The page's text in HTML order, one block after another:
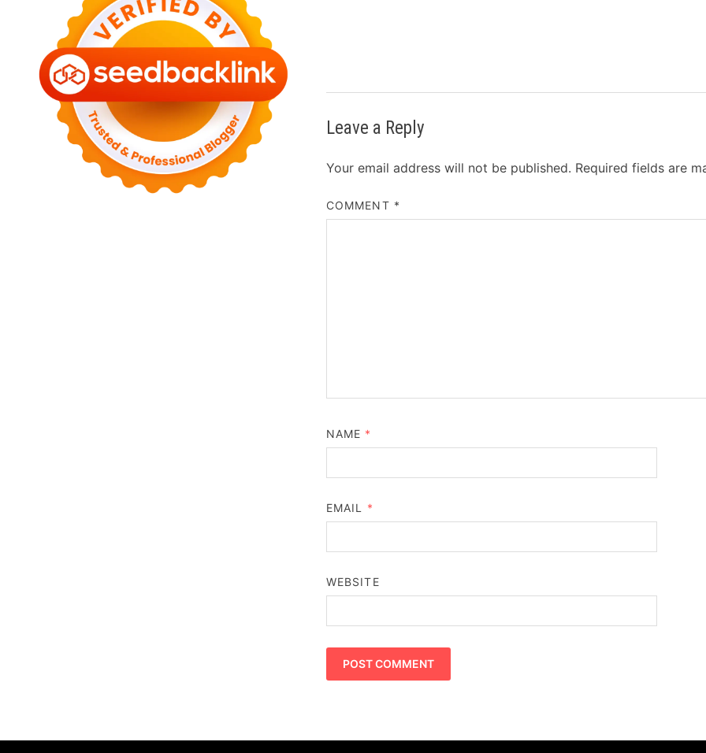
Leave a Reply
Your email address will not be published. Required fields are
COMMENT *
NAME *
EMAIL *
WEBSITE